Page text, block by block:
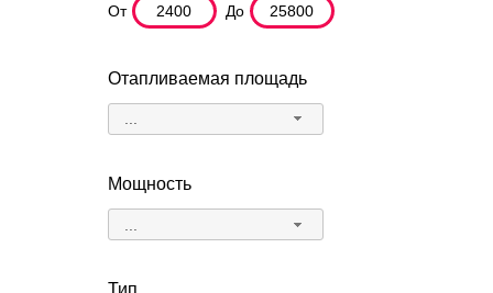
От До
Отапливаемая площадь
Мощность